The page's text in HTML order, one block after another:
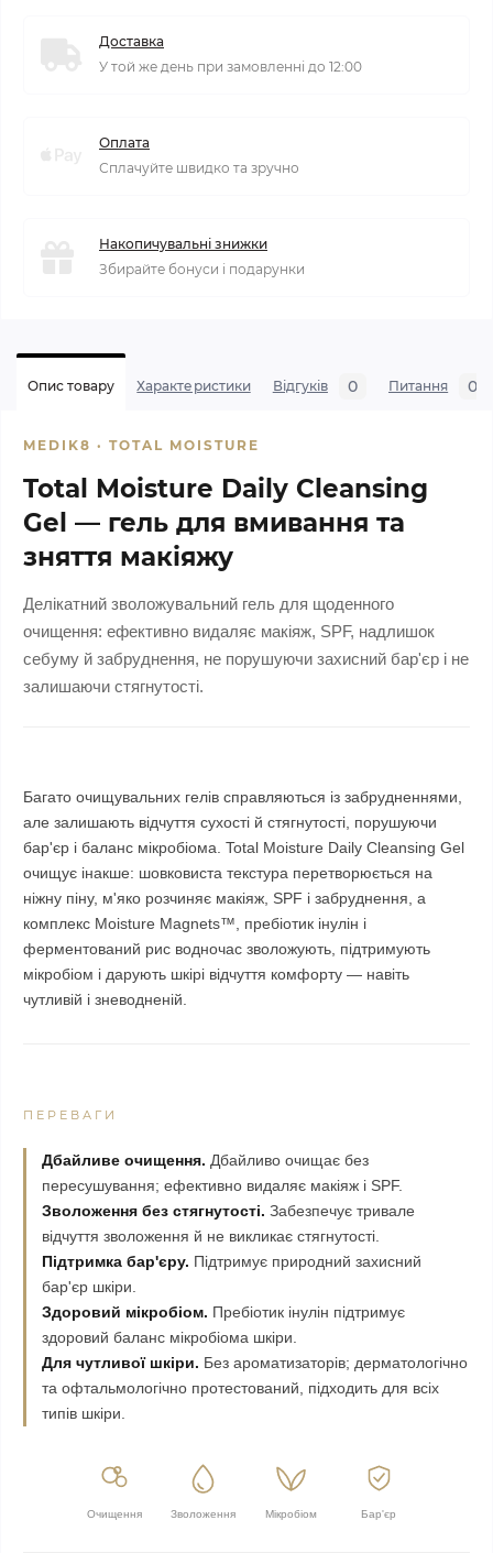
Доставка
У той же день при замовленні до 12:00
Оплата
Сплачуйте швидко та зручно
Накопичувальні знижки
Збирайте бонуси і подарунки
Опис товару Характеристики Відгуків 0 Питання 0
MEDIK8 · TOTAL MOISTURE
Total Moisture Daily Cleansing
Gel — гель для вмивання та
зняття макіяжу
Делікатний зволожувальний гель для щоденного
очищення: ефективно видаляє макіяж, SPF, надлишок
себуму й забруднення, не порушуючи захисний бар'єр і не
залишаючи стягнутості.
Багато очищувальних гелів справляються із забрудненнями,
але залишають відчуття сухості й стягнутості, порушуючи
бар'єр і баланс мікробіома. Total Moisture Daily Cleansing Gel
очищує інакше: шовковиста текстура перетворюється на
ніжну піну, м'яко розчиняє макіяж, SPF і забруднення, а
комплекс Moisture Magnets™, пребіотик інулін і
ферментований рис водночас зволожують, підтримують
мікробіом і дарують шкірі відчуття комфорту — навіть
чутливій і зневодненій.
ПЕРЕВАГИ
Дбайливе очищення. Дбайливо очищає без
пересушування; ефективно видаляє макіяж і SPF.
Зволоження без стягнутості. Забезпечує тривале
відчуття зволоження й не викликає стягнутості.
Підтримка бар'єру. Підтримує природний захисний
бар'єр шкіри.
Здоровий мікробіом. Пребіотик інулін підтримує
здоровий баланс мікробіома шкіри.
Для чутливої шкіри. Без ароматизаторів; дерматологічно
та офтальмологічно протестований, підходить для всіх
типів шкіри.
Очищення Зволоження Мікробіом Бар'єр